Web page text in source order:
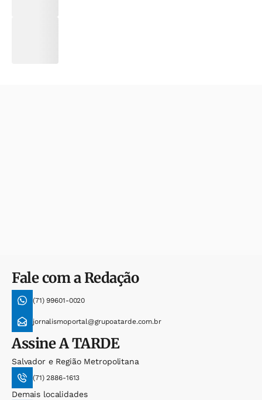
Fale com a Redação
(71) 99601-0020
jornalismoportal@grupoatarde.com.br
AssineA TARDE
Salvador e Região Metropolitana
(71) 2886-1613
Demais localidades